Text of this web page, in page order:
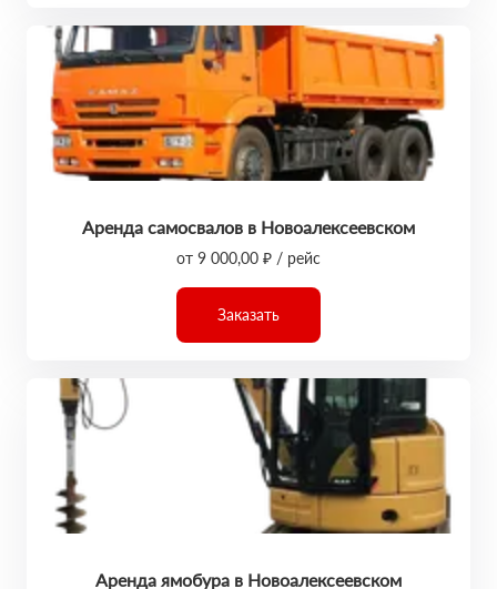
Аренда самосвалов в Новоалексеевском
от 9 000,00 ₽ / рейс
Заказать
Аренда ямобура в Новоалексеевском